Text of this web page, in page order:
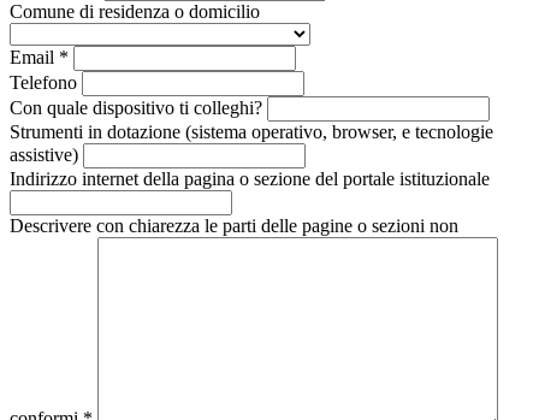
Comune di residenza o domicilio
Email *
Telefono
Con quale dispositivo ti colleghi?
Strumenti in dotazione (sistema operativo, browser, e tecnologie
assistive)
Indirizzo internet della pagina o sezione del portale istituzionale
Descrivere con chiarezza le parti delle pagine o sezioni non